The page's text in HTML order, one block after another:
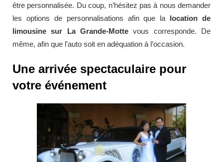
être personnalisée. Du coup, n’hésitez pas à nous demander
les options de personnalisations afin que la location de
limousine sur La Grande-Motte vous corresponde. De
même, afin que l’auto soit en adéquation à l’occasion.
Une arrivée spectaculaire pour
votre événement